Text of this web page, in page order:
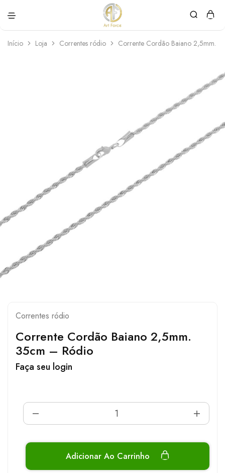
Force
personalizadas
Início Loja Correntes ródio Corrente Cordão Baiano 2,5mm.
Correntes ródio
Corrente Cordão Baiano 2,5mm.
35cm – Ródio
Faça seu login
Adicionar Ao Carrinho